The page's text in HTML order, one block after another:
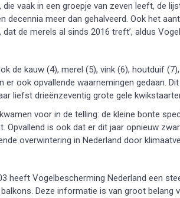
vaak in een groepje van zeven leeft, de
decennia meer dan gehalveerd. Ook het
de merels al sinds 2016 treft’, aldus
de kauw (4), merel (5), vink (6), houtduif
er ook opvallende waarnemingen gedaan.
liefst drieënzeventig grote gele
voor in de telling: de kleine bonte
Opvallend is ook dat er dit jaar opnieuw
overwintering in Nederland door
heeft Vogelbescherming Nederland een
Deze informatie is van groot belang